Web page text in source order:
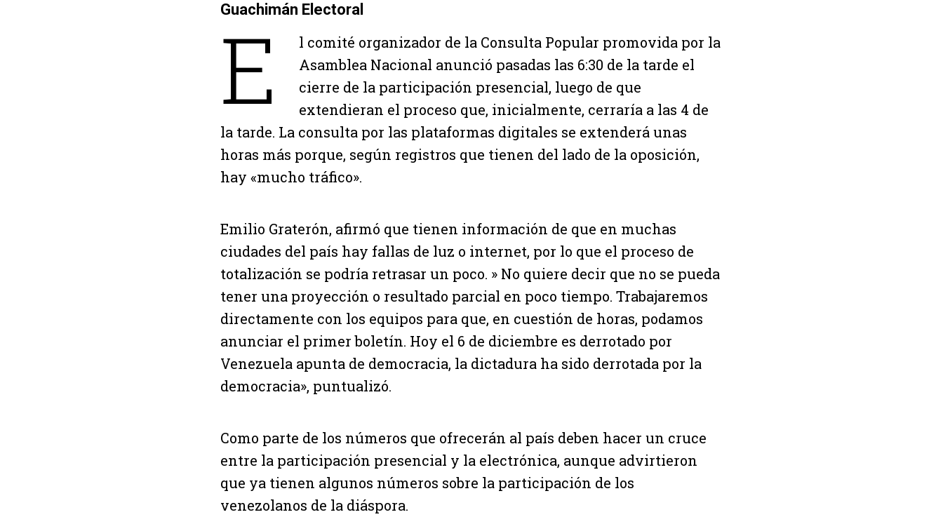
Guachimán Electoral
E
l comité organizador de la Consulta Popular promovida por la
Asamblea Nacional anunció pasadas las 6:30 de la tarde el
cierre de la participación presencial, luego de que
extendieran el proceso que, inicialmente, cerraría a las 4 de
la tarde. La consulta por las plataformas digitales se extenderá unas
horas más porque, según registros que tienen del lado de la oposición,
hay «mucho tráfico».
Emilio Graterón, afirmó que tienen información de que en muchas
ciudades del país hay fallas de luz o internet, por lo que el proceso de
totalización se podría retrasar un poco. » No quiere decir que no se pueda
tener una proyección o resultado parcial en poco tiempo. Trabajaremos
directamente con los equipos para que, en cuestión de horas, podamos
anunciar el primer boletín. Hoy el 6 de diciembre es derrotado por
Venezuela apunta de democracia, la dictadura ha sido derrotada por la
democracia», puntualizó.
Como parte de los números que ofrecerán al país deben hacer un cruce
entre la participación presencial y la electrónica, aunque advirtieron
que ya tienen algunos números sobre la participación de los
venezolanos de la diáspora.